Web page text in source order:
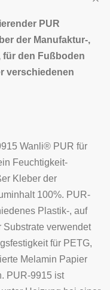
PUR
der Manufaktur-,
für den Fußboden
verschiedenen
Wanli® PUR für
Feuchtigkeit-
Kleber der
100%. PUR-
Plastik-, auf
Substrate verwendet
für PETG,
Melamin Papier
PUR-9915 ist